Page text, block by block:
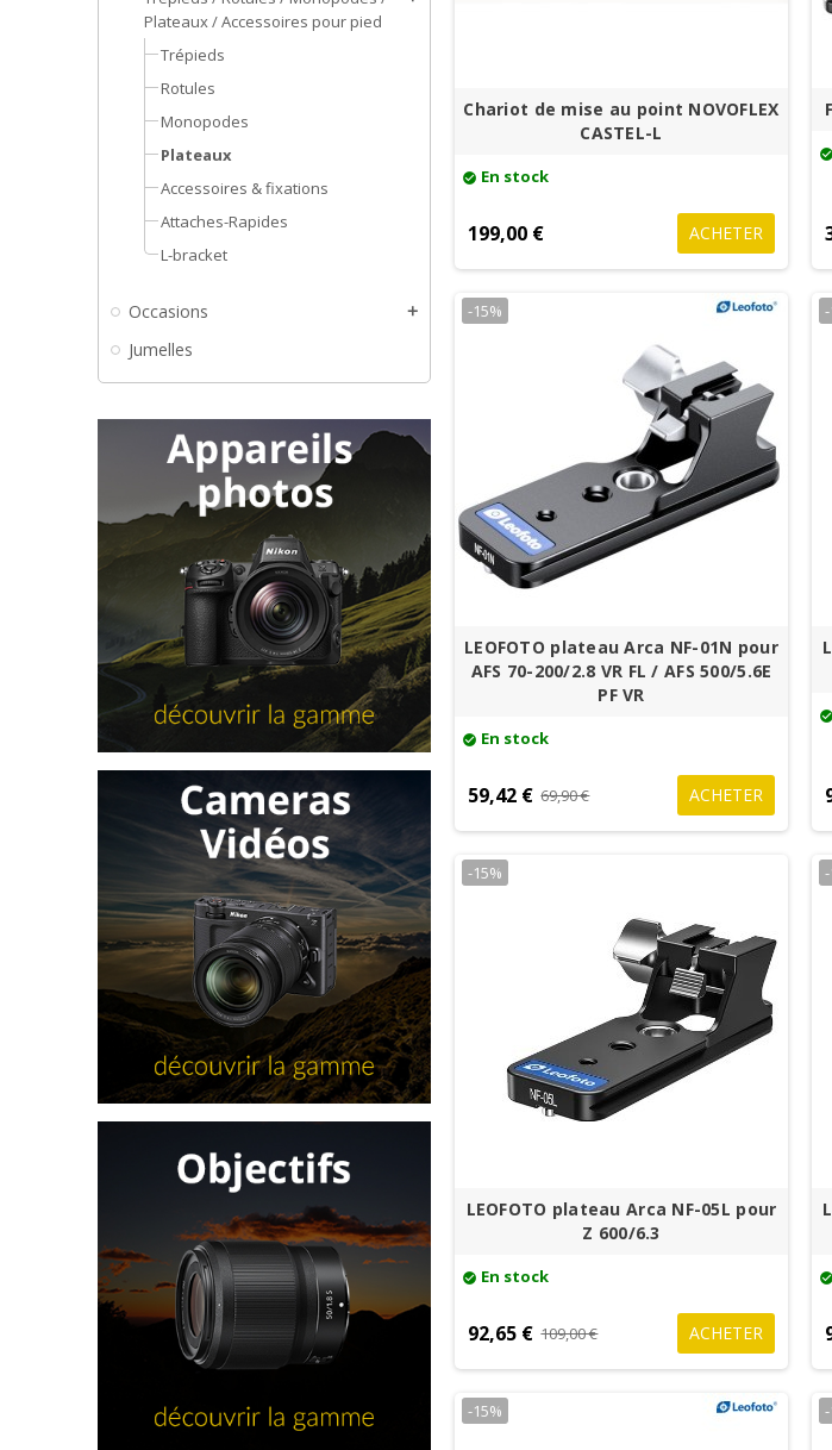
Plateaux / Accessoires pour pied
Trépieds
Rotules
Monopodes
Plateaux
Accessoires & fixations
Attaches-Rapides
L-bracket
Occasions add
Jumelles
Chariot de mise au point NOVOFLEX
CASTEL-L
check_circle En stock
199,00 € ACHETER
check_circle
-15%
LEOFOTO plateau Arca NF-01N pour
AFS 70-200/2.8 VR FL / AFS 500/5.6E
PF VR
check_circle En stock
59,42 € 69,90 € ACHETER
check_circle
-15%
LEOFOTO plateau Arca NF-05L pour
Z 600/6.3
check_circle En stock
92,65 € 109,00 € ACHETER
check_circle
-15%